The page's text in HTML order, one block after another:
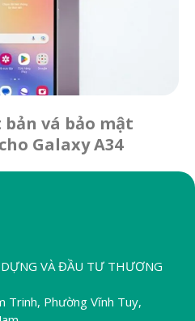
bản vá bảo mật
Galaxy A34
VÀ ĐẦU TƯ THƯƠNG
Trinh, Phường Vĩnh Tuy,